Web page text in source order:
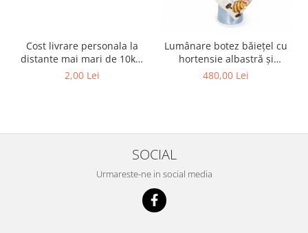
Cost livrare personala la
distante mai mari de 10km
de Iasi
2,00 Lei
Lumânare botez băiețel cu
hortensie albastră și
orhidee – model
480,00 Lei
SOCIAL
Urmareste-ne in social media